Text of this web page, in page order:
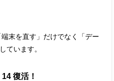
末を直す」だけでなく「デー
ています。
復活！